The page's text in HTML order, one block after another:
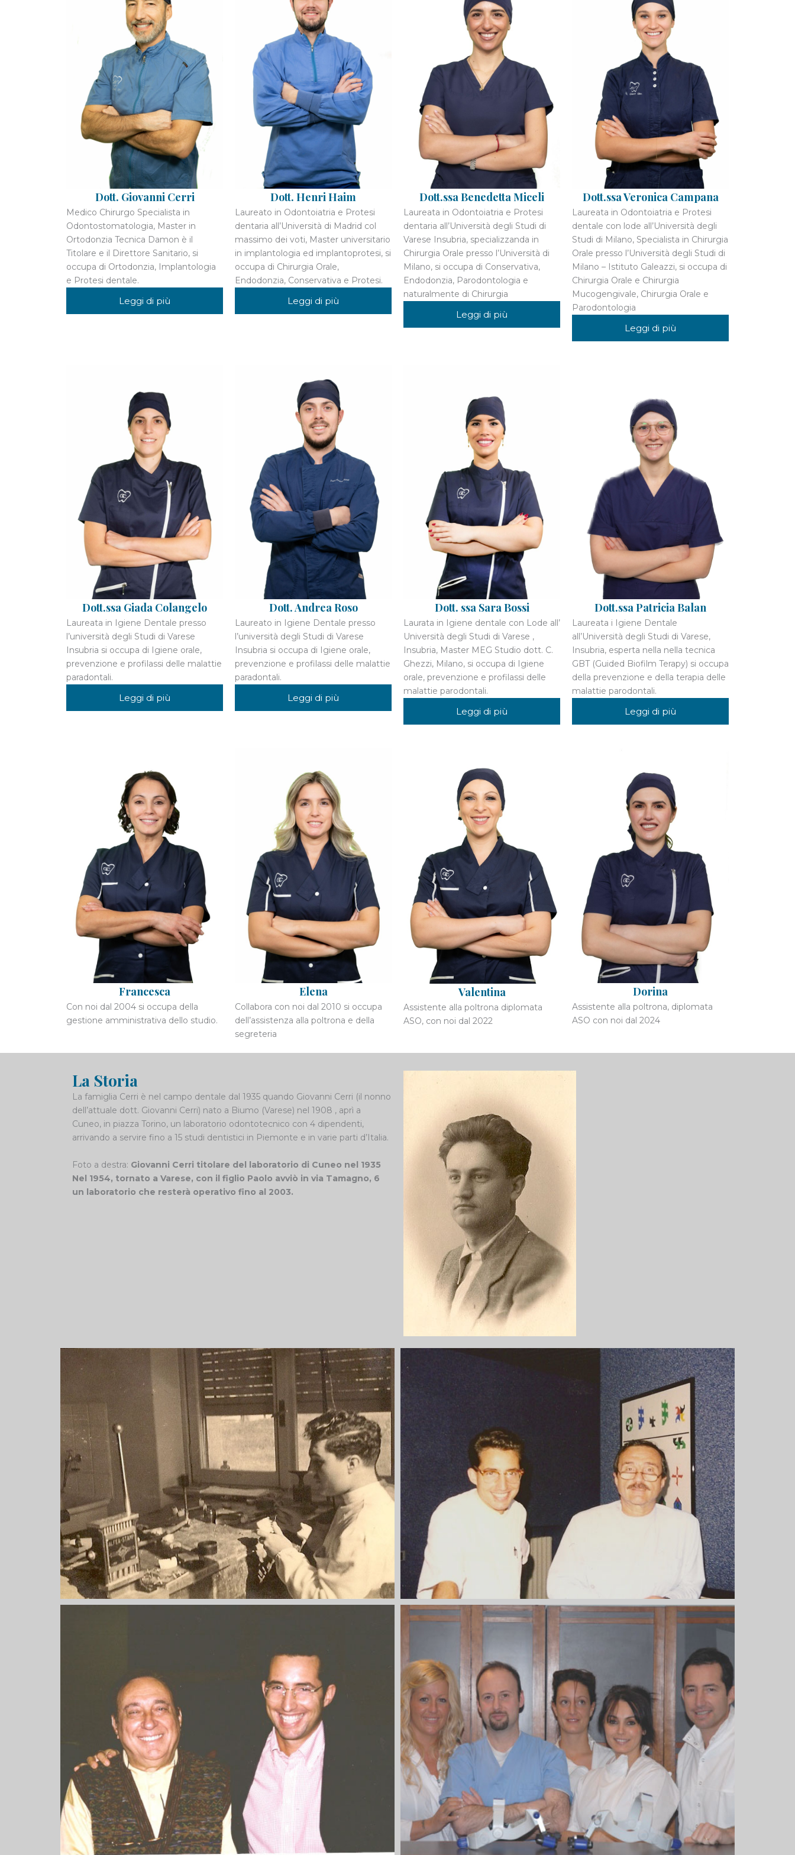
Dott. Giovanni Cerri
Medico Chirurgo Specialista in
Odontostomatologia, Master in
Ortodonzia Tecnica Damon è il
Titolare e il Direttore Sanitario, si
occupa di Ortodonzia, Implantologia
e Protesi dentale.
Leggi di più
Dott. Henri Haim
Laureato in Odontoiatria e Protesi
dentaria all’Università di Madrid col
massimo dei voti, Master universitario
in implantologia ed implantoprotesi, si
occupa di Chirurgia Orale,
Endodonzia, Conservativa e Protesi.
Leggi di più
Dott.ssa Benedetta Miceli
Laureata in Odontoiatria e Protesi
dentaria all’Università degli Studi di
Varese Insubria, specializzanda in
Chirurgia Orale presso l’Università di
Milano, si occupa di Conservativa,
Endodonzia, Parodontologia e
naturalmente di Chirurgia
Leggi di più
Dott.ssa Veronica Campana
Laureata in Odontoiatria e Protesi
dentale con lode all’Università degli
Studi di Milano, Specialista in Chirurgia
Orale presso l’Università degli Studi di
Milano – Istituto Galeazzi, si occupa di
Chirurgia Orale e Chirurgia
Mucogengivale, Chirurgia Orale e
Parodontologia
Leggi di più
Dott.ssa Giada Colangelo
Laureata in Igiene Dentale presso
l’università degli Studi di Varese
Insubria si occupa di Igiene orale,
prevenzione e profilassi delle malattie
paradontali.
Leggi di più
Dott. Andrea Roso
Laureato in Igiene Dentale presso
l’università degli Studi di Varese
Insubria si occupa di Igiene orale,
prevenzione e profilassi delle malattie
paradontali.
Leggi di più
Dott. ssa Sara Bossi
Laurata in Igiene dentale con Lode all’
Università degli Studi di Varese ,
Insubria, Master MEG Studio dott. C.
Ghezzi, Milano, si occupa di Igiene
orale, prevenzione e profilassi delle
malattie parodontali.
Leggi di più
Dott.ssa Patricia Balan
Laureata i Igiene Dentale
all’Università degli Studi di Varese,
Insubria, esperta nella nella tecnica
GBT (Guided Biofilm Terapy) si occupa
della prevenzione e della terapia delle
malattie parodontali.
Leggi di più
Francesca
Con noi dal 2004 si occupa della
gestione amministrativa dello studio.
Elena
Collabora con noi dal 2010 si occupa
dell’assistenza alla poltrona e della
segreteria
Valentina
Assistente alla poltrona diplomata
ASO, con noi dal 2022
Dorina
Assistente alla poltrona, diplomata
ASO con noi dal 2024
La Storia
La famiglia Cerri è nel campo dentale dal 1935 quando Giovanni Cerri (il nonno
dell’attuale dott. Giovanni Cerri) nato a Biumo (Varese) nel 1908 , aprì a
Cuneo, in piazza Torino, un laboratorio odontotecnico con 4 dipendenti,
arrivando a servire fino a 15 studi dentistici in Piemonte e in varie parti d’Italia.
Foto a destra: Giovanni Cerri titolare del laboratorio di Cuneo nel 1935
Nel 1954, tornato a Varese, con il figlio Paolo avviò in via Tamagno, 6
un laboratorio che resterà operativo fino al 2003.